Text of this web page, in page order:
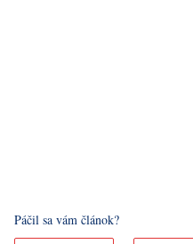
Páčil sa vám článok?